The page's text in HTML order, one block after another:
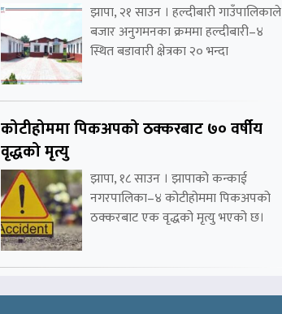
झापा, २१ साउन । हल्दीबारी गाउँपालिकाले
बजार अनुगमनका क्रममा हल्दीबारी–४
स्थित बडावारी क्षेत्रका २० भन्दा
कोटीहोममा पिकअपको ठक्करबाट ७० वर्षीय
वृद्धको मृत्यु
झापा, १८ साउन । झापाको कन्काई
नगरपालिका–४ कोटीहोममा पिकअपको
ठक्करबाट एक वृद्धको मृत्यु भएको छ।